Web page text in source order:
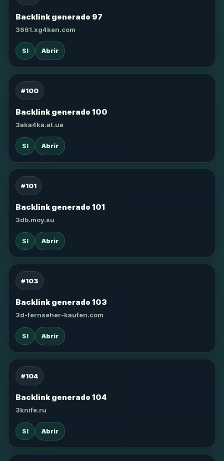
Backlink generado 97
3661.xg4ken.com
SI Abrir
#100
Backlink generado 100
3aka4ka.at.ua
SI Abrir
#101
Backlink generado 101
3db.moy.su
SI Abrir
#103
Backlink generado 103
3d-fernseher-kaufen.com
SI Abrir
#104
Backlink generado 104
3knife.ru
SI Abrir